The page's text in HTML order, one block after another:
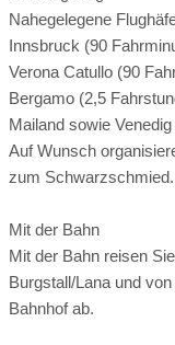
Nahegelegene
Innsbruck (90
Verona Catullo (90
Bergamo (2,5
Mailand sowie
Auf Wunsch
zum Schwarzschmied.
Mit der Bahn
Mit der Bahn reisen
Burgstall/Lana und
Bahnhof ab.